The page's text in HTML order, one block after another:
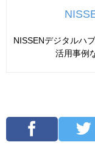
NISSENデジタルハ
活用事例